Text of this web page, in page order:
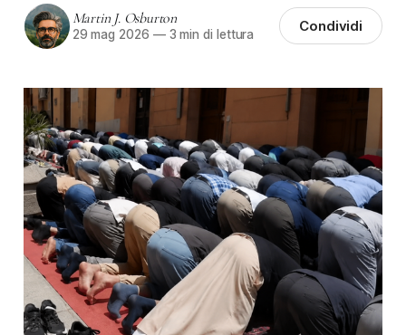
Martin J. Osburton
29 mag 2026 —3 min di lettura Condividi